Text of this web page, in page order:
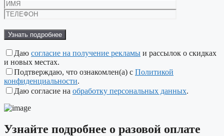
это
поле
пустым.
Даю согласие на получение рекламы и рассылок о скидках
и новых местах.
Подтверждаю, что ознакомлен(а) с Политикой
конфиденциальности.
Даю согласие на обработку персональных данных.
Узнайте подробнее о разовой оплате